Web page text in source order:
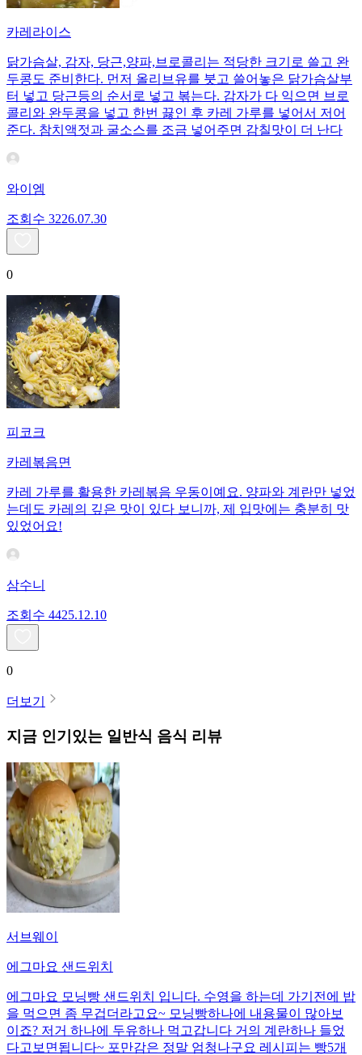
카레라이스
닭가슴살, 감자, 당근,양파,브로콜리는 적당한 크기로 쓸고 완
두콩도 준비한다. 먼저 올리브유를 붓고 쓸어놓은 닭가슴살부
터 넣고 당근등의 순서로 넣고 볶는다. 감자가 다 익으면 브로
콜리와 완두콩을 넣고 한번 끓인 후 카레 가루를 넣어서 저어
준다. 참치액젓과 굴소스를 조금 넣어주면 감칠맛이 더 난다
와이엠
조회수 3226.07.30
0
피코크
카레볶음면
카레 가루를 활용한 카레볶음 우동이예요. 양파와 계란만 넣었
는데도 카레의 깊은 맛이 있다 보니까, 제 입맛에는 충분히 맛
있었어요!
삼수니
조회수 4425.12.10
0
더보기
지금 인기있는 일반식 음식 리뷰
서브웨이
에그마요 샌드위치
에그마요 모닝빵 샌드위치 입니다. 수영을 하는데 가기전에 밥
을 먹으면 좀 무겁더라고요~ 모닝빵하나에 내용물이 많아보
이죠? 저거 하나에 두유하나 먹고갑니다 거의 계란하나 들었
다고보면됩니다~ 포만감은 정말 엄청나구요 레시피는 빵5개